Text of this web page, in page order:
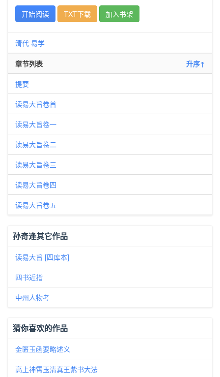
开始阅读
TXT下载 加入书架
清代 易学
章节列表 升序↑
提要
读易大旨卷首
读易大旨卷一
读易大旨卷二
读易大旨卷三
读易大旨卷四
读易大旨卷五
孙奇逢其它作品
读易大旨 [四库本]
四书近指
中州人物考
猜你喜欢的作品
金匮玉函要略述义
高上神霄玉清真王紫书大法